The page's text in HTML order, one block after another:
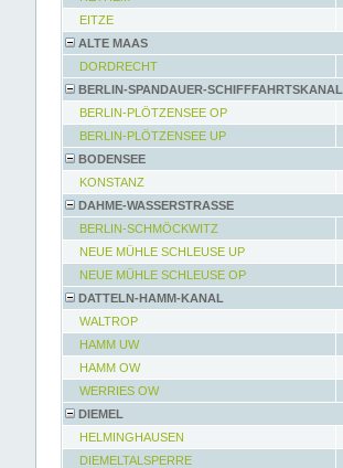
EITZE
ALTE MAAS
DORDRECHT
BERLIN-SPANDAUER-SCHIFFFAHRTSKANAL
BERLIN-PLÖTZENSEE OP
BERLIN-PLÖTZENSEE UP
BODENSEE
KONSTANZ
DAHME-WASSERSTRASSE
BERLIN-SCHMÖCKWITZ
NEUE MÜHLE SCHLEUSE UP
NEUE MÜHLE SCHLEUSE OP
DATTELN-HAMM-KANAL
WALTROP
HAMM UW
HAMM OW
WERRIES OW
DIEMEL
HELMINGHAUSEN
DIEMELTALSPERRE